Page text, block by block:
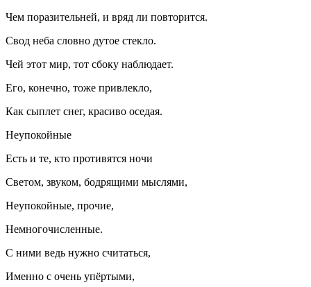
Чем поразительней, и вряд ли повторится.
Свод неба словно дутое стекло.
Чей этот мир, тот сбоку наблюдает.
Его, конечно, тоже привлекло,
Как сыплет снег, красиво оседая.
Неупокойные
Есть и те, кто противятся ночи
Светом, звуком, бодрящими мыслями,
Неупокойные, прочие,
Немногочисленные.
С ними ведь нужно считаться,
Именно с очень упёртыми,